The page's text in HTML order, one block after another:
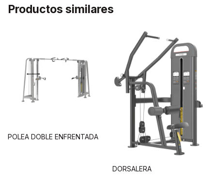
Productos similares
POLEA DOBLE ENFRENTADA
DORSALERA